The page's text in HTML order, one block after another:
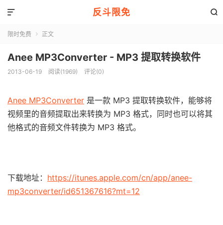
反斗限免 

限时免费  正文
Anee MP3Converter - MP3 提取转换软件
2013-06-19 阅读(1969) 评论(0)
Anee MP3Converter 是一款 MP3 提取转换软件，能够将
视频里的音频提取出来转换为 MP3 格式，同时也可以将其
他格式的音频文件转换为 MP3 格式。
下载地址： https://itunes.apple.com/cn/app/anee-
mp3converter/id651367616?mt=12